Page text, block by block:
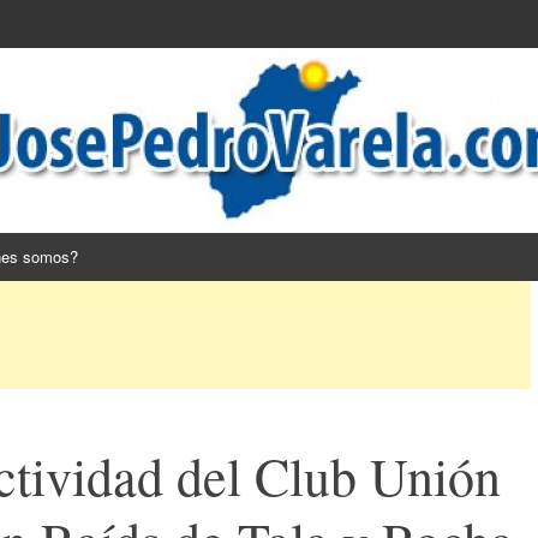
somos?
del Club Unión